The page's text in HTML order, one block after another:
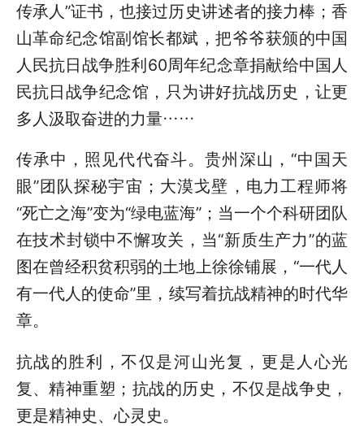
传承人”证书，也接过历史讲述者的接力棒；香
山革命纪念馆副馆长都斌，把爷爷获颁的中国
人民抗日战争胜利60周年纪念章捐献给中国人
民抗日战争纪念馆，只为讲好抗战历史，让更
多人汲取奋进的力量……
传承中，照见代代奋斗。贵州深山，“中国天
眼”团队探秘宇宙；大漠戈壁，电力工程师将
“死亡之海”变为“绿电蓝海”；当一个个科研团队
在技术封锁中不懈攻关，当“新质生产力”的蓝
图在曾经积贫积弱的土地上徐徐铺展，“一代人
有一代人的使命”里，续写着抗战精神的时代华
章。
抗战的胜利，不仅是河山光复，更是人心光
复、精神重塑；抗战的历史，不仅是战争史，
更是精神史、心灵史。